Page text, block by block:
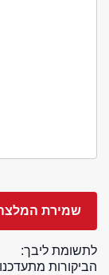
לתשומת ליבך:
הביקורות מתעדכנות